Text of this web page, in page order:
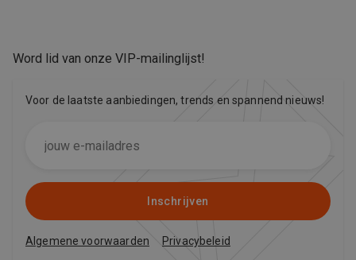
Word lid van onze VIP-mailinglijst!
Voor de laatste aanbiedingen, trends en spannend nieuws!
Inschrijven
Algemene voorwaarden Privacybeleid